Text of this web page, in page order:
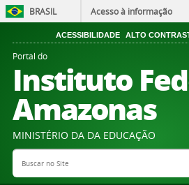
BRASIL Acesso à informação
ACESSIBILIDADE ALTO
Portal do
Instituto
Amazonas
MINISTÉRIO DA DA EDUCAÇÃO
Search Site